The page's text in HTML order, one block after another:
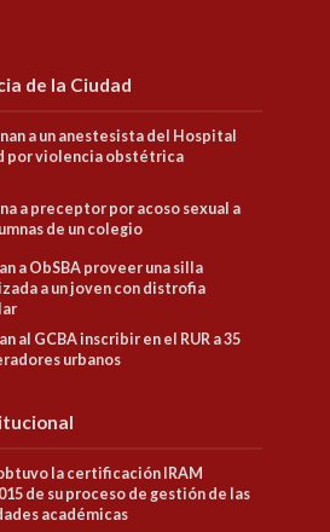
de la Ciudad
a un anestesista del Hospital
por violencia obstétrica
a preceptor por acoso sexual a
de un colegio
a ObSBA proveer una silla
a un joven con distrofia
al GCBA inscribir en el RUR a 35
urbanos
obtuvo la certificación IRAM
de su proceso de gestión de las
académicas